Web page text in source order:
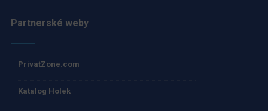
Partnerské weby
PrivatZone.com
Katalog Holek